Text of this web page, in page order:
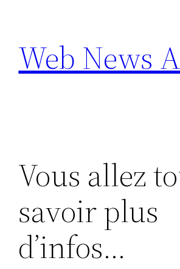
contenu
Web News
Vous allez
savoir plus
d’infos…